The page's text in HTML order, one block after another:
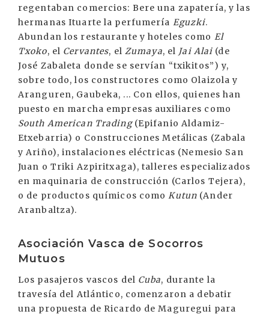
regentaban comercios: Bere una zapatería, y las
hermanas Ituarte la perfumería Eguzki.
Abundan los restaurante y hoteles como El
Txoko, el Cervantes, el Zumaya, el Jai Alai (de
José Zabaleta donde se servían “txikitos”) y,
sobre todo, los constructores como Olaizola y
Aranguren, Gaubeka, ... Con ellos, quienes han
puesto en marcha empresas auxiliares como
South American Trading(Epifanio Aldamiz-
Etxebarria) o Construcciones Metálicas (Zabala
y Ariño), instalaciones eléctricas (Nemesio San
Juan o Triki Azpiritxaga), talleres especializados
en maquinaria de construcción (Carlos Tejera),
o de productos químicos comoKutun (Ander
Aranbaltza).
Asociación Vasca de Socorros
Mutuos
Los pasajeros vascos del Cuba, durante la
travesía del Atlántico, comenzaron a debatir
una propuesta de Ricardo de Maguregui para